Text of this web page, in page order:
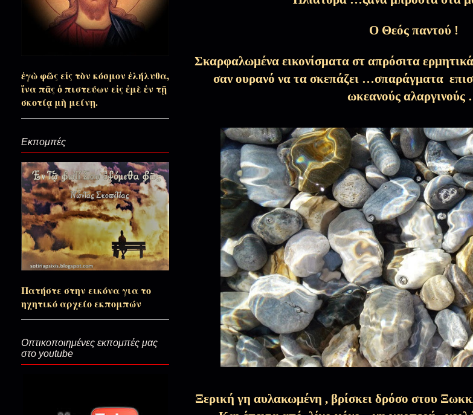
Στο κέντρο της καρδιάς σας...
Σαν ο Χριστός κατέβηκε στον Άδη... 11 Απρ
Άπλωσα τα χέρια μου για να σας αγκαλιάσω.. 5 Απρ
Πατρός Στεφάνου άρωμα μετανοίας… 27 Μαρ
Αόρατα τα βομβαρδιστικά πάνω από τη Ζούρβα…(Χαίρε Νύμφη
Ανύμφευτε!)
26 Μαρ
Το πετρέλαιο ας στερέψει... 26 Μαρ
Από την πινακοθήκη των ηρώων της Αγίας Πίστης… 25 Μαρ
Εγώ είμαι ο χειρότερος όλων!(Στο δέκατο σκαλοπάτι...) 20 Μαρ
Ο Θεός παντού !
Σκαρφαλωμένα εικονίσματα στ απρόσιτα
σαν ουρανό να τα σκεπάζει …σπαράγματα
ωκεανούς αλαργινούς
Ξερική γη αυλακωμένη , βρίσκει δρόσο στου
ἐγὼ φῶς εἰς τὸν κόσμον ἐλήλυθα,
ἵνα πᾶς ὁ πιστεύων εἰς ἐμὲ ἐν τῇ
σκοτίᾳ μὴ μείνῃ.
Εκπομπές
Πατήστε στην εικόνα για το
ηχητικό αρχείο εκπομπών
Οπτικοποιημένες εκπομπές μας
στο youtube